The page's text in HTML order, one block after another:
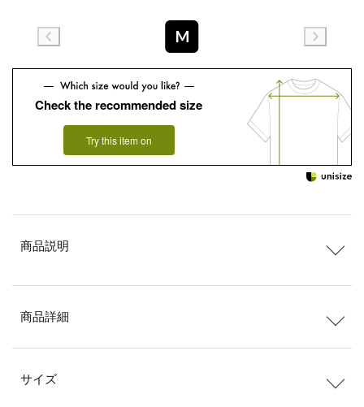
M
Check the recommended size
Try this item on
商品説明
商品詳細
サイズ